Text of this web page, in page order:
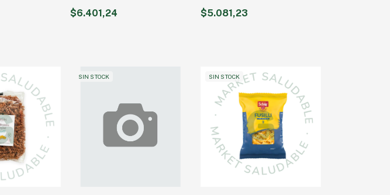
$6.401,24 $5.081,23
SIN STOCK SIN STOCK